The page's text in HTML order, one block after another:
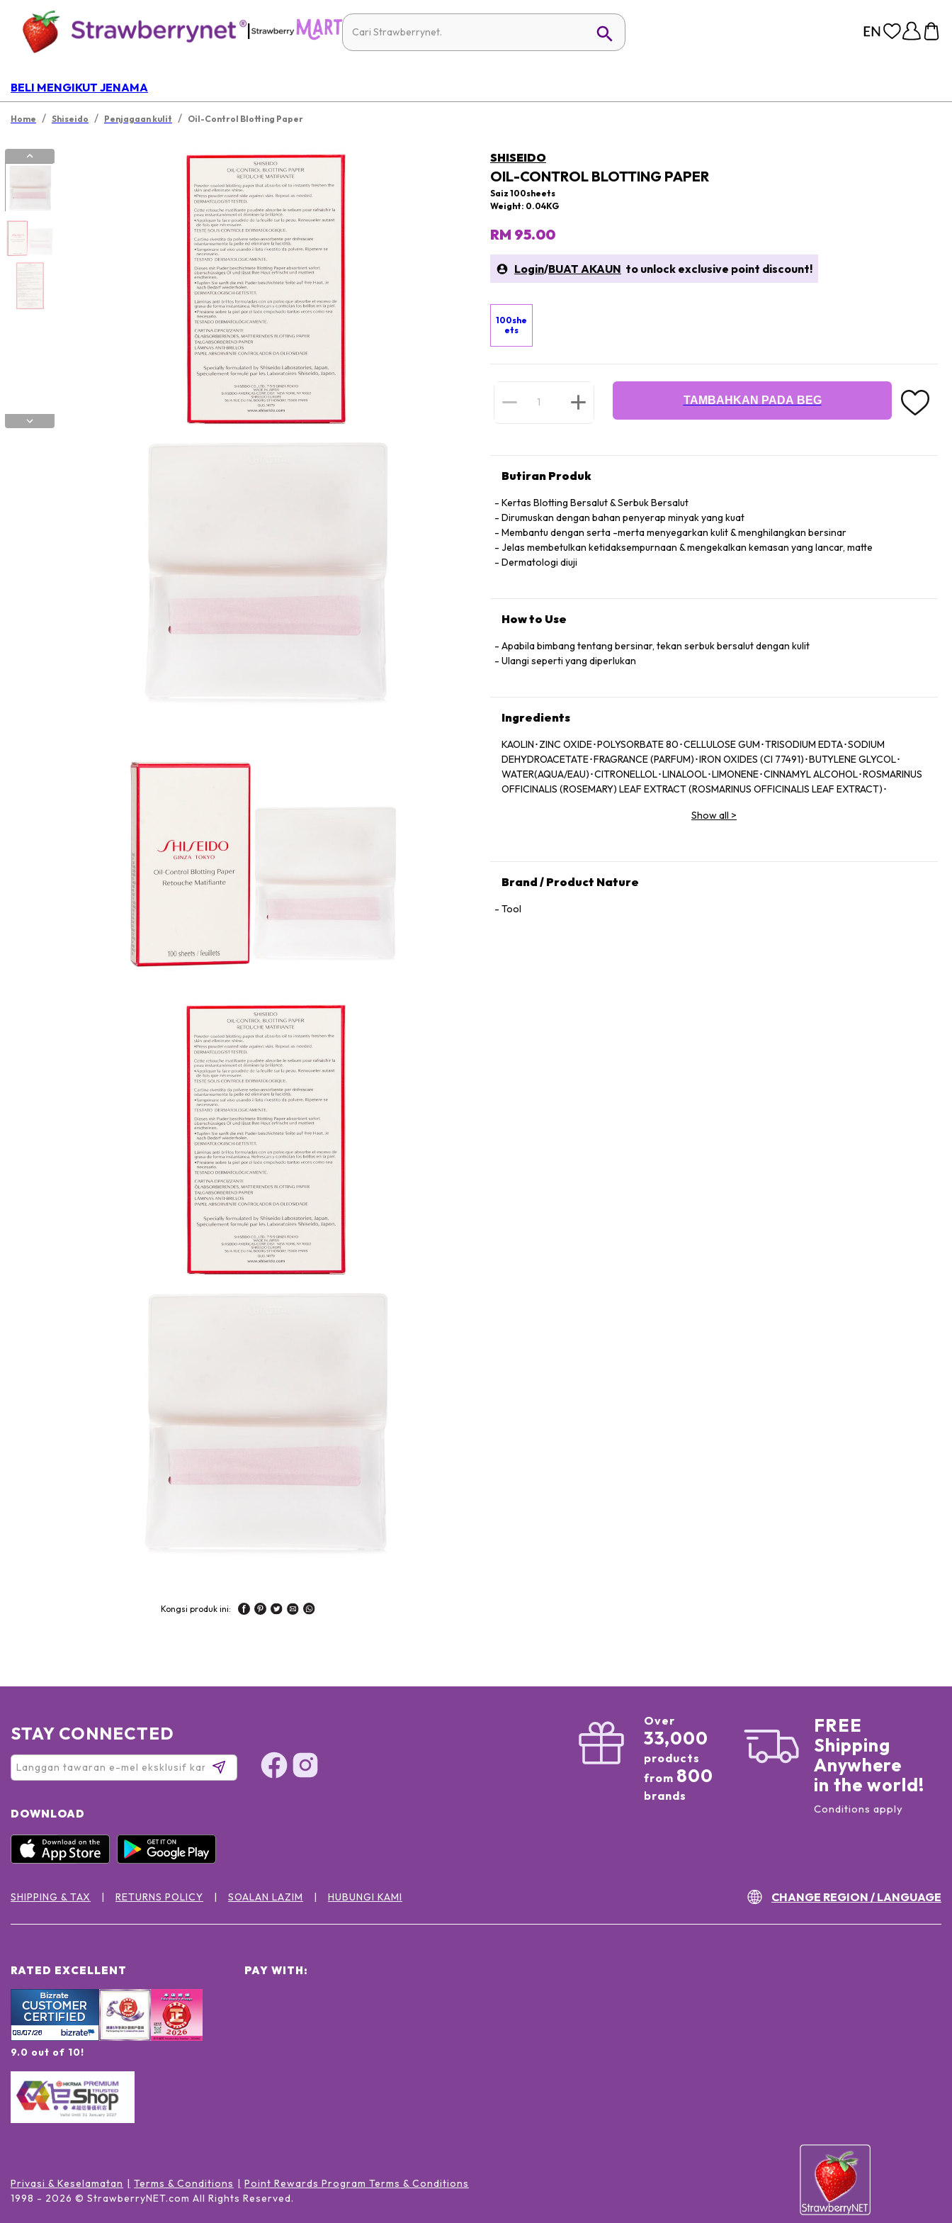
|
BELI MENGIKUT JENAMA
Home / Shiseido / Penjagaan kulit / Oil-Control Blotting Paper
Kongsi produk ini:
SHISEIDO
OIL-CONTROL BLOTTING PAPER
Saiz 100sheets
Weight: 0.04KG
RM 95.00
Login/BUAT AKAUN to unlock exclusive point discount!
100she
ets
TAMBAHKAN PADA BEG
Butiran Produk
Kertas Blotting Bersalut & Serbuk Bersalut
Dirumuskan dengan bahan penyerap minyak yang kuat
Membantu dengan serta -merta menyegarkan kulit & menghilangkan bersinar
Jelas membetulkan ketidaksempurnaan & mengekalkan kemasan yang lancar, matte
Dermatologi diuji
How to Use
Apabila bimbang tentang bersinar, tekan serbuk bersalut dengan kulit
Ulangi seperti yang diperlukan
Ingredients
KAOLIN･ZINC OXIDE･POLYSORBATE 80･CELLULOSE GUM･TRISODIUM EDTA･SODIUM
DEHYDROACETATE･FRAGRANCE (PARFUM)･IRON OXIDES (CI 77491)･BUTYLENE GLYCOL･
WATER(AQUA/EAU)･CITRONELLOL･LINALOOL･LIMONENE･CINNAMYL ALCOHOL･ROSMARINUS
OFFICINALIS (ROSEMARY) LEAF EXTRACT (ROSMARINUS OFFICINALIS LEAF EXTRACT)･
Show all >
Brand / Product Nature
Tool
STAY CONNECTED
DOWNLOAD
Over
33,000
products
from 800
brands
FREE
Shipping
Anywhere
in the world!
Conditions apply
SHIPPING & TAX RETURNS POLICY SOALAN LAZIM HUBUNGI KAMI CHANGE REGION / LANGUAGE
RATED EXCELLENT
9.0 out of 10!
PAY WITH:
Privasi & Keselamatan Terms & Conditions
Point Rewards Program Terms & Conditions
1998 - 2026 © StrawberryNET.com All Rights Reserved.